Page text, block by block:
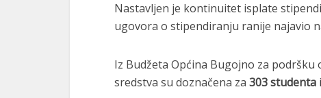
Nastavljen je kontinuitet isplate
ugovora o stipendiranju ranije najavio
Iz Budžeta Općina Bugojno za podršku
sredstva su doznačena za 303 studenta i